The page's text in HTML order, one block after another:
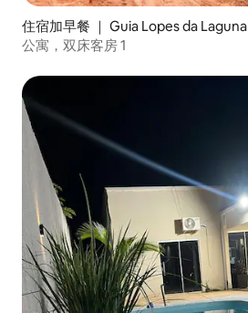
住宿加早餐 ｜ Guia Lopes da Laguna
公寓，双床客房 1